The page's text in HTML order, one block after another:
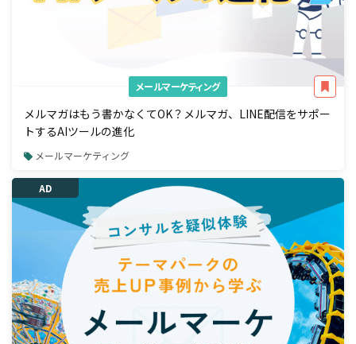
メールマーケティング
メルマガはもう書かなくてOK？メルマガ、LINE配信をサポー
トするAIツールの進化
メールマーケティング
AD